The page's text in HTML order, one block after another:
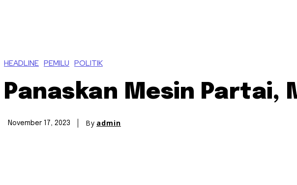
HEADLINE PEMILU POLITIK
Panaskan Mesin Partai,
November 17, 2023 By admin